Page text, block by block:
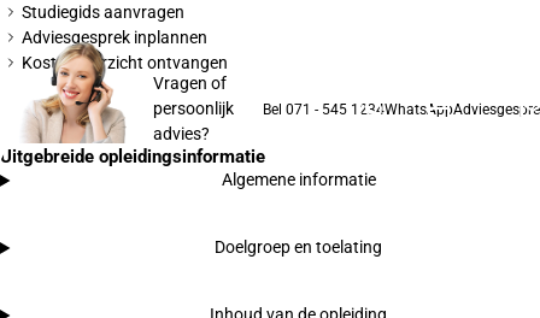
Studiegids aanvragen
Adviesgesprek inplannen
Kostenoverzicht ontvangen
Vragen of
persoonlijk
advies?
Bel 071 - 545 1234WhatsApp
Uitgebreide opleidingsinformatie
Algemene informatie
Doelgroep en toelating